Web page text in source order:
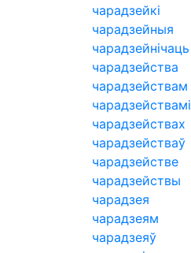
чарадзейкі
чарадзейныя
чарадзейнічаць
чарадзейства
чарадзействам
чарадзействамі
чарадзействах
чарадзействаў
чарадзействе
чарадзействы
чарадзея
чарадзеям
чарадзеяў